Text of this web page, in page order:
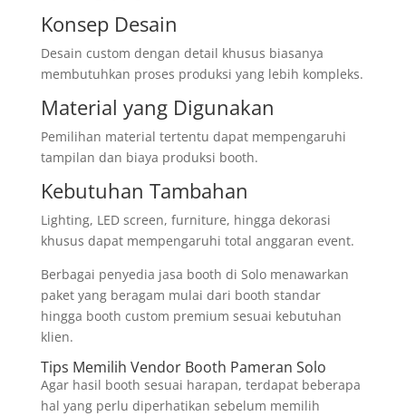
Konsep Desain
Desain custom dengan detail khusus biasanya
membutuhkan proses produksi yang lebih kompleks.
Material yang Digunakan
Pemilihan material tertentu dapat mempengaruhi
tampilan dan biaya produksi booth.
Kebutuhan Tambahan
Lighting, LED screen, furniture, hingga dekorasi
khusus dapat mempengaruhi total anggaran event.
Berbagai penyedia jasa booth di Solo menawarkan
paket yang beragam mulai dari booth standar
hingga booth custom premium sesuai kebutuhan
klien.
Tips Memilih Vendor Booth Pameran Solo
Agar hasil booth sesuai harapan, terdapat beberapa
hal yang perlu diperhatikan sebelum memilih